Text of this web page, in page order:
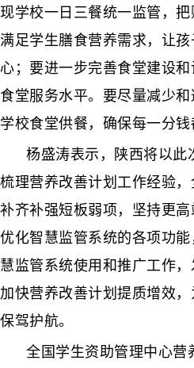
现学校一日三餐统一监管，
满足学生膳食营养需求，让
心；要进一步完善食堂建设
食堂服务水平。要尽量减少
学校食堂供餐，确保每一分钱
杨盛涛表示，陕西将以此
梳理营养改善计划工作经验，
补齐补强短板弱项，坚持更
优化智慧监管系统的各项功
慧监管系统使用和推广工作，
加快营养改善计划提质增效
保驾护航。
全国学生资助管理中心营